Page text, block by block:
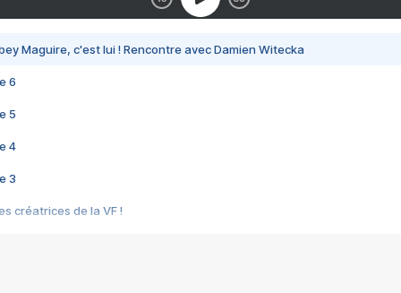
Maguire, c'est lui ! Rencontre avec Damien Witecka
6
5
4
3
créatrices de la VF !